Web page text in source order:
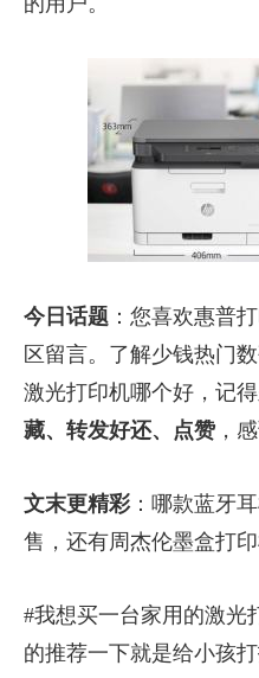
今日话题 ：您喜欢惠普
区留言。了解少钱热门
激光打印机哪个好，记得
藏、转发好还、点赞 ，
文末更精彩：哪款蓝牙
售，还有周杰伦墨盒打
#我想买一台家用的激光
的推荐一下就是给小孩打